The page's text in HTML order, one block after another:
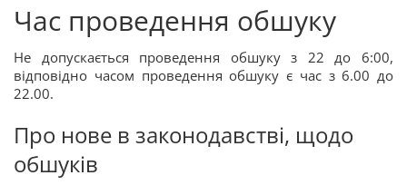
Час проведення обшуку
Не допускається проведення обшуку з 22 до 6:00,
відповідно часом проведення обшуку є час з 6.00 до
22.00.
Про нове в законодавстві, щодо
обшуків